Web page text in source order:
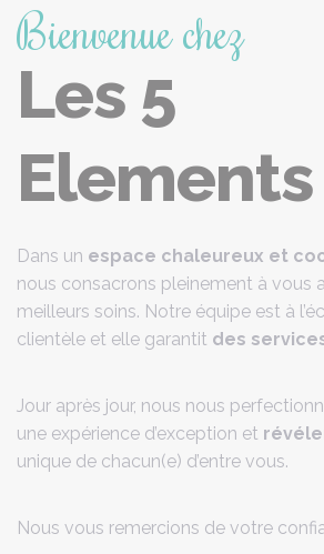
Bienvenue chez
Les 5
Elements
Dans un espace chaleureux et
nous consacrons pleinement à vous
meilleurs soins. Notre équipe est à
clientèle et elle garantit des
Jour après jour, nous nous
une expérience d’exception et
unique de chacun(e) d’entre vous.
Nous vous remercions de votre